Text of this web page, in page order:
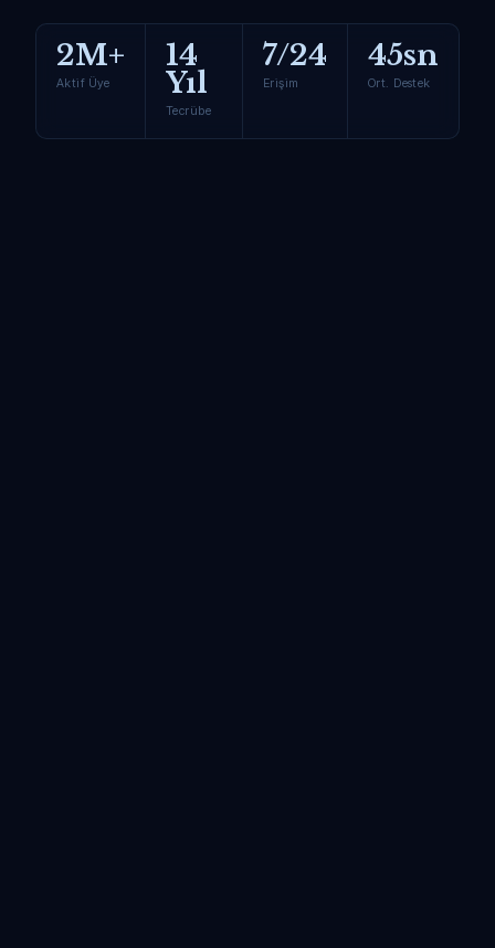
2M+
Aktif Üye
14
Yıl
Tecrübe
7/24
Erişim
45sn
Ort. Destek